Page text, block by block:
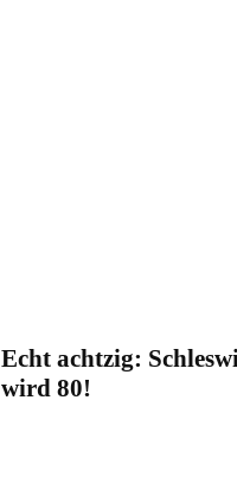
Echt achtzig:
wird 80!